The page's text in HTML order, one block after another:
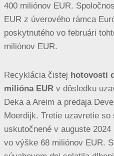
400 miliónov EUR.
EUR z úverového rámca
poskytnutého vo februári
miliónov EUR.
Recyklácia čistej hotovosti
milióna EUR v dôsledku
Deka a Areim a predaja
Moerdijk. Tretie uzavretie so
uskutočnené v auguste
vo výške 68 miliónov EUR.